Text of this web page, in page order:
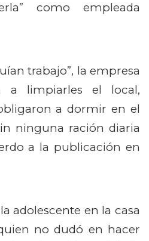
como empleada
trabajo”, la empresa
a limpiarles el local,
a dormir en el
ninguna ración diaria
a la publicación en
adolescente en la casa
no dudó en hacer